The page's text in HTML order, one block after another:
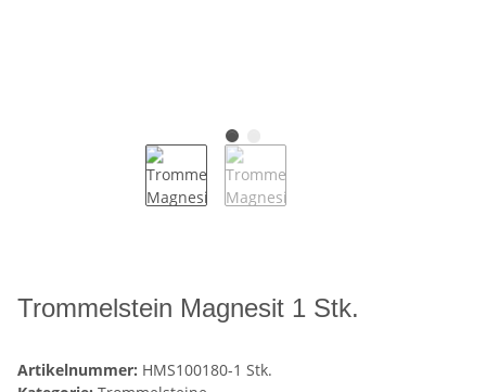
Trommelstein Magnesit 1 Stk.
Artikelnummer: HMS100180-1 Stk.